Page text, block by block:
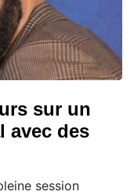
sur un
avec des
session